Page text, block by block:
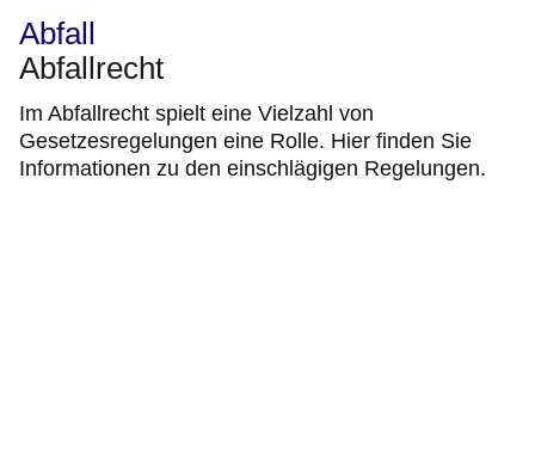
Abfall
Abfallrecht
Im Abfallrecht spielt eine Vielzahl von
Gesetzesregelungen eine Rolle. Hier finden Sie
Informationen zu den einschlägigen Regelungen.